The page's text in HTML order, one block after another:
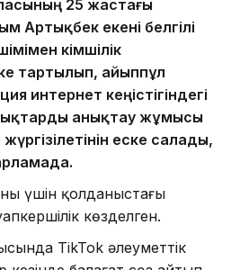
25 жастағы
Артықбек екені белгілі
әкімшілік
тартылып, айыппұл
интернет кеңістігіндегі
анықтау жұмысы
еске салады,
үшін қолданыстағы
көзделген.
TikTok әлеуметтік